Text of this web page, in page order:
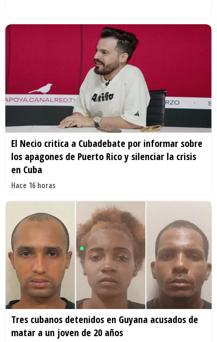
El Necio critica a Cubadebate por informar sobre
los apagones de Puerto Rico y silenciar la crisis
en Cuba
Hace 16 horas
Tres cubanos detenidos en Guyana acusados de
matar a un joven de 20 años